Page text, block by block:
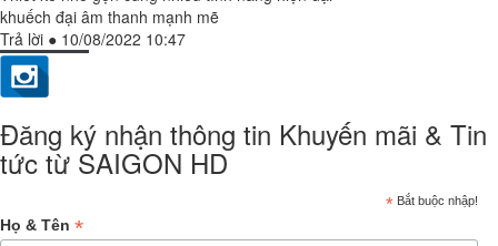
khuếch đại âm thanh mạnh mẽ
Trả lời ● 10/08/2022 10:47
Đăng ký nhận thông tin Khuyến mãi & Tin
tức từ SAIGON HD
* Bắt buộc nhập!
Họ & Tên *